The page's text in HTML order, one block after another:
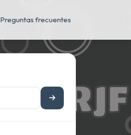
Preguntas frecuentes